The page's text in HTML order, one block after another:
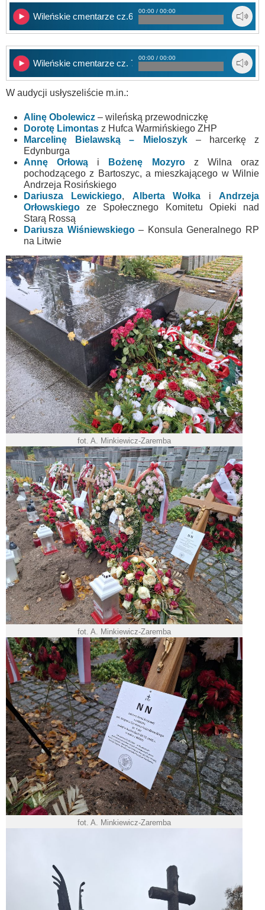
Wileńskie cmentarze cz.6 – Cmentarz Bernardyński –
00:00 / 00:00
Wileńskie cmentarze cz. 7 – Cmentarz Bernardyński –
00:00 / 00:00
W audycji usłyszeliście m.in.:
Alinę Obolewicz – wileńską przewodniczkę
Dorotę Limontas z Hufca Warmińskiego ZHP
Marcelinę Bielawską
– Mieloszyk– harcerkę z
Edynburga
Annę Orłową
i Bożenę Mozyro
z Wilna oraz
pochodzącego z Bartoszyc, a mieszkającego w Wilnie
Andrzeja Rosińskiego
Dariusza Lewickiego, Alberta Wołka iAndrzeja
Orłowskiego ze Społecznego Komitetu Opieki nad
Starą Rossą
Dariusza Wiśniewskiego – Konsula Generalnego RP
na Litwie
fot. A. Minkiewicz-Zaremba
fot. A. Minkiewicz-Zaremba
fot. A. Minkiewicz-Zaremba